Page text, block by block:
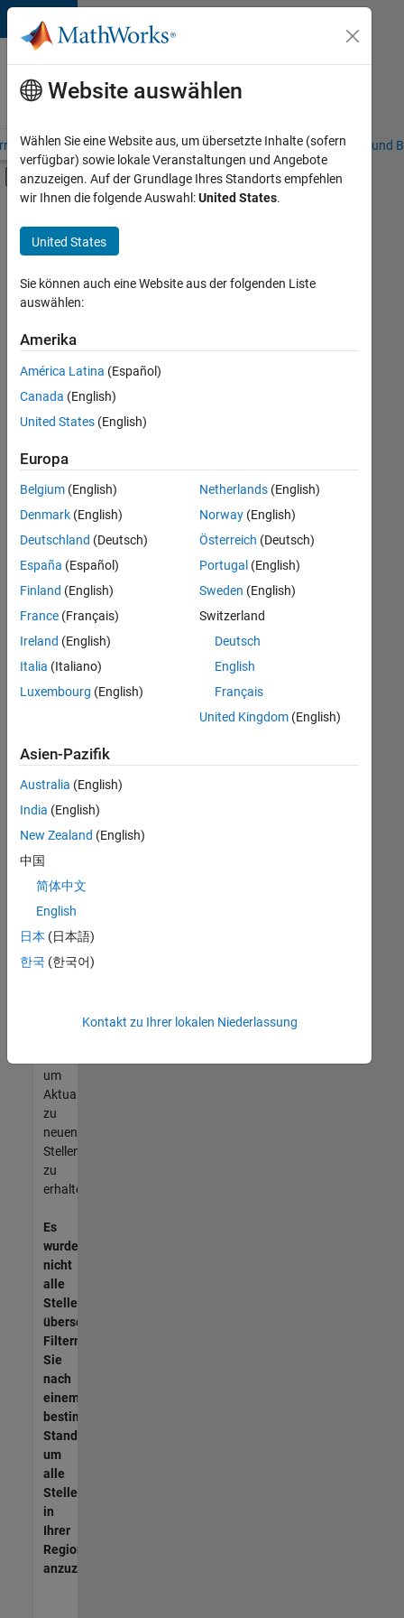
Weiter zum Inhalt
Karriere
bei
MathWorks
– Übersicht Stellensuche Niederlassungen Studierende und
Umschaltung für Off-Canvas-
Hauptinhalt
Commercial Sales
Education Sales
Marketing Services
+2
Derzeit
es
keine
offenen
Stellen,
Ihren
Suchkriterien
entsprechen.
können
die
Suchkriterien
weiter
fassen
oder
alle
Stellenangebote
anzeigen .
noch
keine
offenen
Stellen
können,
die
Ihren
entsprechen,
werden
unseres
um
Aktualisierungen
zu
neuen
Stellenangeboten
zu
erhalten.
Es
wurden
nicht
alle
Stellen
übersetzt.
Filtern
Sie
nach
einem
bestimmten
Standort,
um
alle
Stellenangebote
in
Ihrer
Region
anzuzeigen.
Website auswählen
Wählen Sie eine Website aus, um übersetzte Inhalte (sofern
verfügbar) sowie lokale Veranstaltungen und Angebote
anzuzeigen. Auf der Grundlage Ihres Standorts empfehlen
wir Ihnen die folgende Auswahl:United States.
United States
Sie können auch eine Website aus der folgenden Liste
auswählen:
Amerika
América Latina (Español)
Canada (English)
United States (English)
Europa
Belgium (English)
Denmark (English)
Deutschland (Deutsch)
España (Español)
Finland (English)
France (Français)
Ireland (English)
Italia (Italiano)
Luxembourg (English)
Netherlands(English)
Norway(English)
Österreich (Deutsch)
Portugal (English)
Sweden (English)
Switzerland
Deutsch
English
Français
United Kingdom(English)
Asien-Pazifik
Australia (English)
India (English)
New Zealand (English)
中国
简体中文
English
日本 (日本語)
한국 (한국어)
Kontakt zu Ihrer lokalen Niederlassung